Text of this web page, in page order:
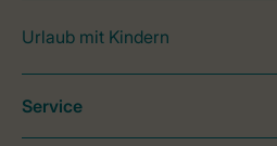
Urlaub mit Kindern
Service